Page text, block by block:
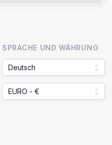
SPRACHE UND WÄHRUNG
Deutsch
EURO - €